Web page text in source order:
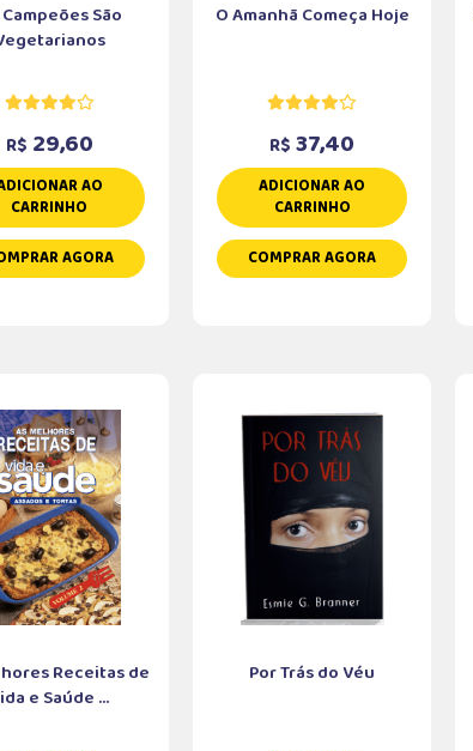
São
R$ 29,60
AO
CARRINHO
AGORA
O Amanhã Começa Hoje
R$ 37,40
ADICIONAR AO
CARRINHO
COMPRAR AGORA
Receitas de
e Saúde ...
Por Trás do Véu